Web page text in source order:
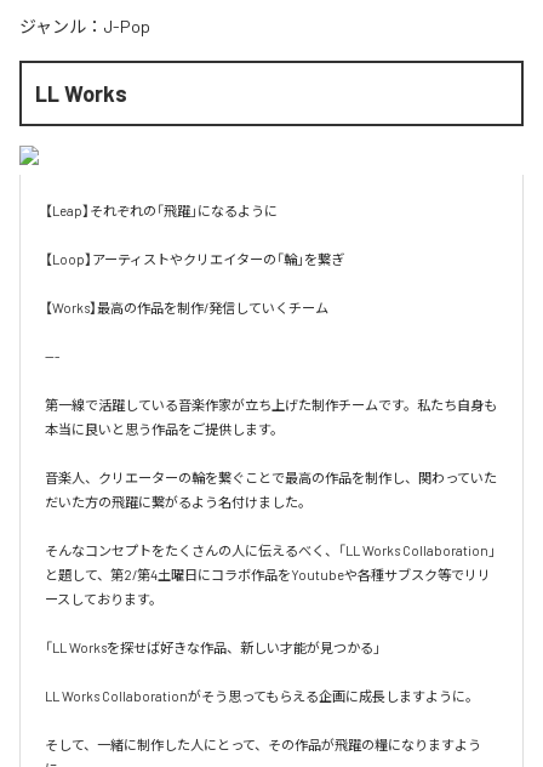
ジャンル： J-Pop
LL Works
【Leap】それぞれの「飛躍」になるように
【Loop】アーティストやクリエイターの「輪」を繋ぎ
【Works】最高の作品を制作/発信していくチーム
---
第一線で活躍している音楽作家が立ち上げた制作チームです。私たち自身も
本当に良いと思う作品をご提供します。
音楽人、クリエーターの輪を繋ぐことで最高の作品を制作し、関わっていた
だいた方の飛躍に繋がるよう名付けました。
そんなコンセプトをたくさんの人に伝えるべく、「LL Works Collaboration」
と題して、第2/第4土曜日にコラボ作品をYoutubeや各種サブスク等でリリ
ースしております。
「LL Worksを探せば好きな作品、新しい才能が見つかる」
LL Works Collaborationがそう思ってもらえる企画に成長しますように。
そして、一緒に制作した人にとって、その作品が飛躍の糧になりますよう